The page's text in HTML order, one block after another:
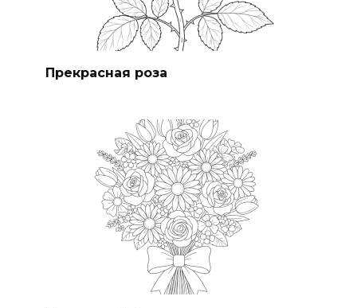
Прекрасная роза